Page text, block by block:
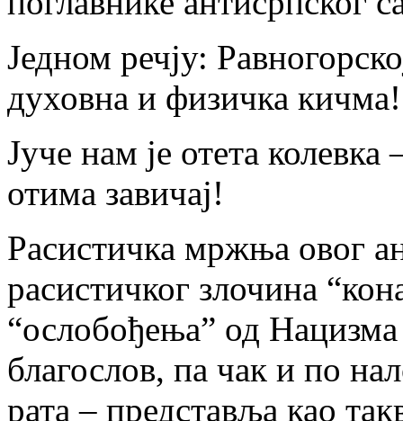
Једном речју:
духовна и физичка кичма!
Јуче нам је отета
отима завичај!
Расистичка мржња овог
расистичког злочина
“ослобођења” од
благослов, па чак и по
рата – представља као